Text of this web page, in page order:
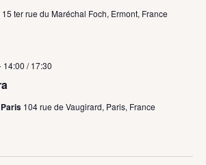
15 ter rue du Maréchal Foch, Ermont, France
14:00 /17:30
104 rue de Vaugirard, Paris, France